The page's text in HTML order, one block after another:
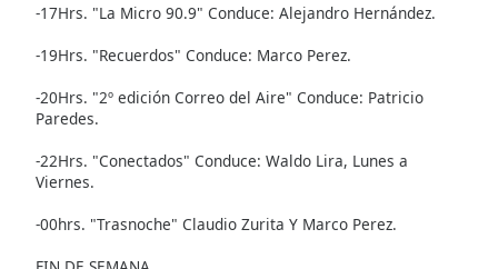
off,
selected
Audio
Track
Picture-
in-
Picture
-17Hrs. "La Micro 90.9" Conduce: Alejandro Hernández.
-19Hrs. "Recuerdos" Conduce: Marco Perez.
-20Hrs. "2º edición Correo del Aire" Conduce: Patricio
Paredes.
-22Hrs. "Conectados" Conduce: Waldo Lira, Lunes a
Viernes.
-00hrs. "Trasnoche" Claudio Zurita Y Marco Perez.